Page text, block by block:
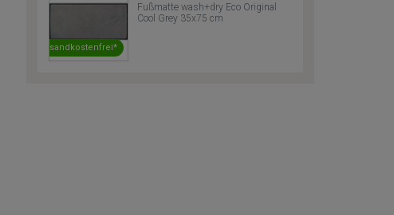
Versandkostenfrei*
Fußmatte wash+dry Eco Original
Cool Grey 35x75 cm